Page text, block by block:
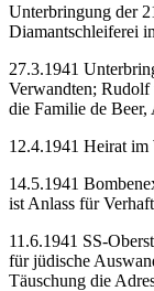
Unterbringung der
Diamantschleiferei
27.3.1941
Verwandten; Rudolf
die Familie de Beer,
12.4.1941 Heirat
14.5.1941
ist Anlass für
11.6.1941 SS-
für jüdische
Täuschung die